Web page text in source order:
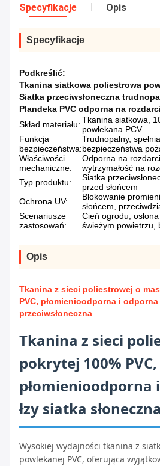
Specyfikacje Opis
Specyfikacje
Podkreślić:
Tkanina siatkowa poliestrowa
Siatka przeciwsłoneczna
Plandeka PVC odporna na
Skład materiału: Tkanina siatkowa,
powlekana PCV
Funkcja
bezpieczeństwa:
Trudnopalny,
bezpieczeństwa
Właściwości
mechaniczne:
Odporna na
wytrzymałość na
Typ produktu:
Siatka
przed słońcem
Ochrona UV:
Blokowanie
słońcem,
Scenariusze
zastosowań:
Cień ogrodu,
świeżym powietrzu,
Opis
Tkanina z sieci poliestrowej o
PVC, płomienioodporna i odporna
przeciwsłoneczna
Tkanina z sieci
pokrytej 100% PVC,
płomienioodporna
łzy siatka słoneczna
Wysokiej wydajności tkanina z
powlekanej PVC, oferująca